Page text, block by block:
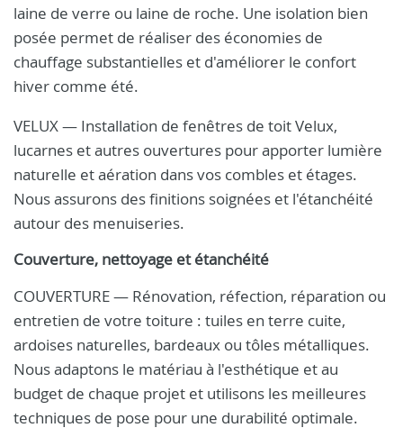
laine de verre ou laine de roche. Une isolation bien
posée permet de réaliser des économies de
chauffage substantielles et d'améliorer le confort
hiver comme été.
VELUX — Installation de fenêtres de toit Velux,
lucarnes et autres ouvertures pour apporter lumière
naturelle et aération dans vos combles et étages.
Nous assurons des finitions soignées et l'étanchéité
autour des menuiseries.
Couverture, nettoyage et étanchéité
COUVERTURE — Rénovation, réfection, réparation ou
entretien de votre toiture : tuiles en terre cuite,
ardoises naturelles, bardeaux ou tôles métalliques.
Nous adaptons le matériau à l'esthétique et au
budget de chaque projet et utilisons les meilleures
techniques de pose pour une durabilité optimale.